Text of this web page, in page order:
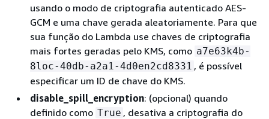
usando o modo de criptografia autenticado AES-
GCM e uma chave gerada aleatoriamente. Para que
sua função do Lambda use chaves de criptografia
mais fortes geradas pelo KMS, como a7e63k4b-
8loc-40db-a2a1-4d0en2cd8331 , é possível
especificar um ID de chave do KMS.
disable_spill_encryption: (opcional) quando
definido como True , desativa a criptografia do